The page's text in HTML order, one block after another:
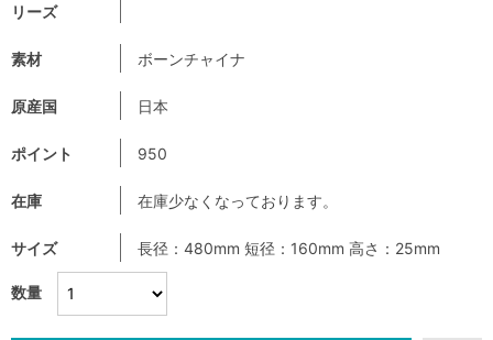
数量
リーズ
素材 ボーンチャイナ
原産国 日本
ポイント 950
在庫 在庫少なくなっております。
サイズ 長径：480mm 短径：160mm 高さ：25mm